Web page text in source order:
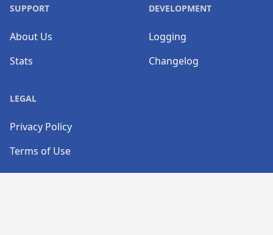
SUPPORT
About Us
Stats
DEVELOPMENT
Logging
Changelog
LEGAL
Privacy Policy
Terms of Use